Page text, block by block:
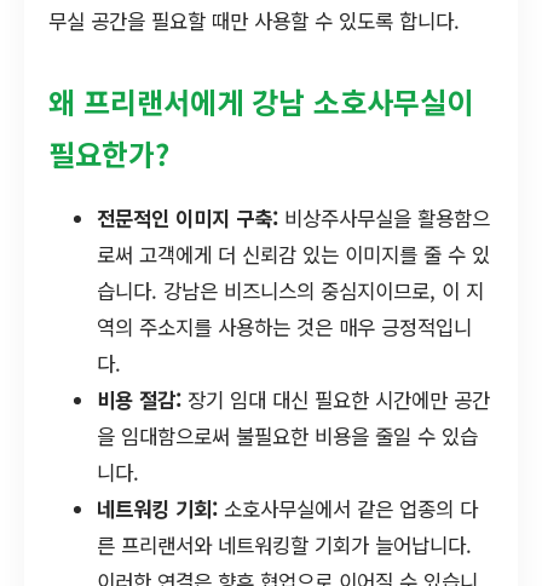
무실 공간을 필요할 때만 사용할 수 있도록 합니다.
왜 프리랜서에게 강남 소호사무실이
필요한가?
전문적인 이미지 구축: 비상주사무실을 활용함으
로써 고객에게 더 신뢰감 있는 이미지를 줄 수 있
습니다. 강남은 비즈니스의 중심지이므로, 이 지
역의 주소지를 사용하는 것은 매우 긍정적입니
다.
비용 절감: 장기 임대 대신 필요한 시간에만 공간
을 임대함으로써 불필요한 비용을 줄일 수 있습
니다.
네트워킹 기회: 소호사무실에서 같은 업종의 다
른 프리랜서와 네트워킹할 기회가 늘어납니다.